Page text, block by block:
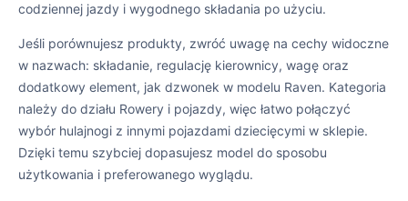
codziennej jazdy i wygodnego składania po użyciu.
Jeśli porównujesz produkty, zwróć uwagę na cechy widoczne
w nazwach: składanie, regulację kierownicy, wagę oraz
dodatkowy element, jak dzwonek w modelu Raven. Kategoria
należy do działu Rowery i pojazdy, więc łatwo połączyć
wybór hulajnogi z innymi pojazdami dziecięcymi w sklepie.
Dzięki temu szybciej dopasujesz model do sposobu
użytkowania i preferowanego wyglądu.